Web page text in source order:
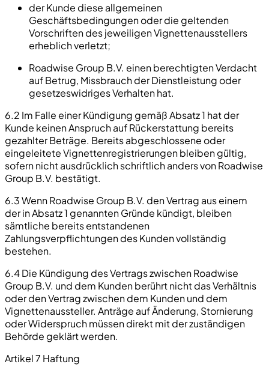
der Kunde diese allgemeinen
Geschäftsbedingungen oder die geltenden
Vorschriften des jeweiligen Vignettenausstellers
erheblich verletzt;
Roadwise Group B.V. einen berechtigten Verdacht
auf Betrug, Missbrauch der Dienstleistung oder
gesetzeswidriges Verhalten hat.
6.2 Im Falle einer Kündigung gemäß Absatz 1 hat der
Kunde keinen Anspruch auf Rückerstattung bereits
gezahlter Beträge. Bereits abgeschlossene oder
eingeleitete Vignettenregistrierungen bleiben gültig,
sofern nicht ausdrücklich schriftlich anders von Roadwise
Group B.V. bestätigt.
6.3 Wenn Roadwise Group B.V. den Vertrag aus einem
der in Absatz 1 genannten Gründe kündigt, bleiben
sämtliche bereits entstandenen
Zahlungsverpflichtungen des Kunden vollständig
bestehen.
6.4 Die Kündigung des Vertrags zwischen Roadwise
Group B.V. und dem Kunden berührt nicht das Verhältnis
oder den Vertrag zwischen dem Kunden und dem
Vignettenaussteller. Anträge auf Änderung, Stornierung
oder Widerspruch müssen direkt mit der zuständigen
Behörde geklärt werden.
Artikel 7 Haftung